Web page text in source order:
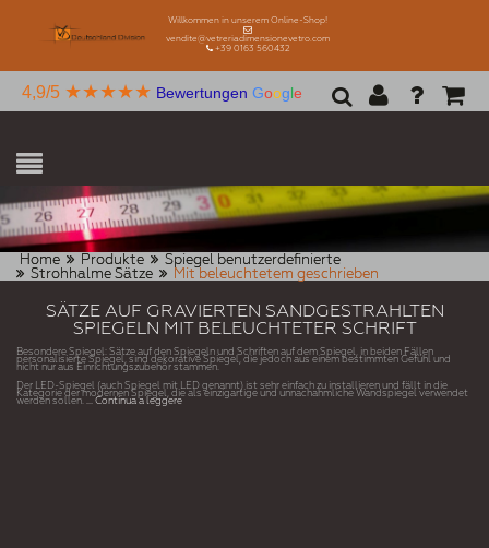
Willkommen in unserem Online-Shop!
vendite@vetreriadimensionevetro.com
+39 0163 560432
4,9/5 ★★★★★ Bewertungen Google
Home Produkte
Spiegel benutzerdefinierte
Strohhalme Sätze
Mit beleuchtetem geschrieben
SÄTZE AUF GRAVIERTEN SANDGESTRAHLTEN
SPIEGELN MIT BELEUCHTETER SCHRIFT
Besondere Spiegel: Sätze auf den Spiegeln und Schriften auf dem Spiegel, in beiden Fällen
personalisierte Spiegel, sind dekorative Spiegel, die jedoch aus einem bestimmten Gefühl und
nicht nur aus Einrichtungszubehör stammen.
Der LED-Spiegel (auch Spiegel mit LED genannt) ist sehr einfach zu installieren und fällt in die
Kategorie der modernen Spiegel, die als einzigartige und unnachahmliche Wandspiegel verwendet
werden sollen. ... Continua a leggere